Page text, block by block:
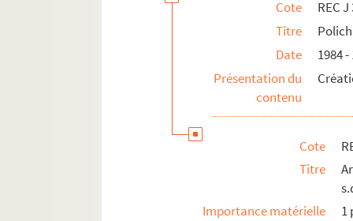
Cote
REC
Titre
Date
1984 -
Présentation du
contenu
Cote
Titre
Importance matérielle
1